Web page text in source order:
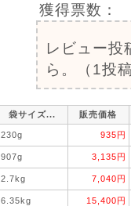
獲得票数：
レビュー投
ら。（1投
袋サイズ... 販売価格
230g 935円
907g 3,135円
2.7kg 7,040円
6.35kg 15,400円